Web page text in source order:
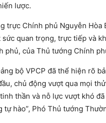
lược.
trực Chính phủ Nguyễn
quan trọng, trực tiếp và
phủ, của Thủ tướng Chính
bộ VPCP đã thể hiện rõ
chủ động vượt qua mọi
thần và nỗ lực vượt khó
tự hào”, Phó Thủ tướng